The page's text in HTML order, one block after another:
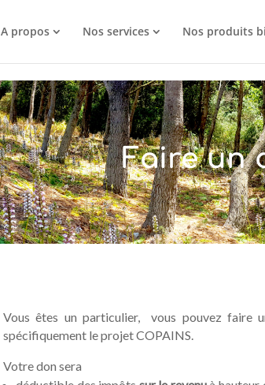
A propos
Nos services Nos produits
Faire un
Vous êtes un particulier, vous pouvez faire
spécifiquement le projet COPAINS.
Votre don sera